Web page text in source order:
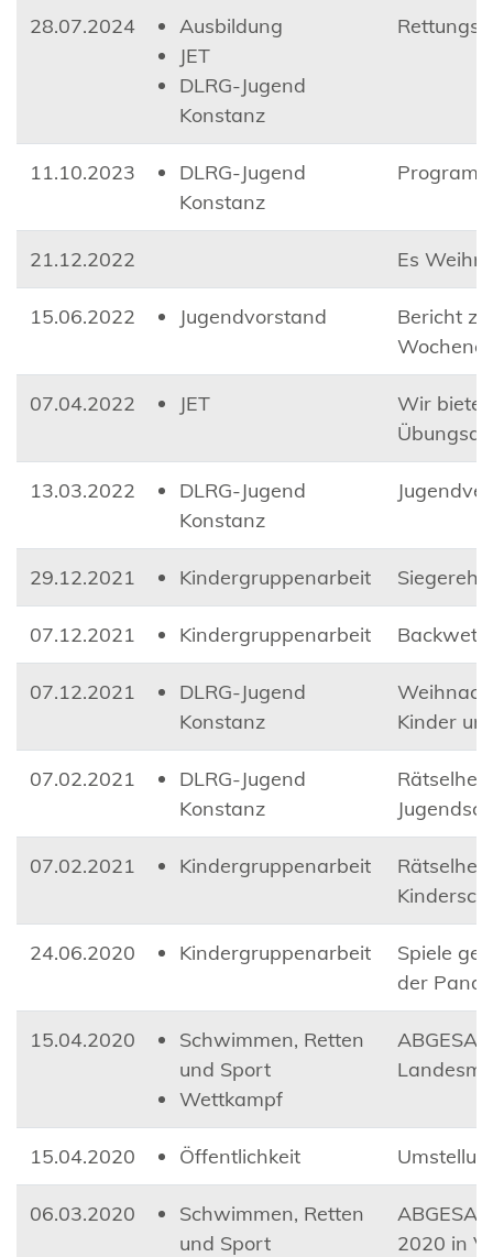
28.07.2024
Ausbildung
JET
DLRG-Jugend
Konstanz
11.10.2023
DLRG-Jugend
Konstanz
21.12.2022 Es
15.06.2022 Jugendvorstand
Bericht
07.04.2022 JET
Wir
13.03.2022
DLRG-Jugend
Konstanz
29.12.2021 Kindergruppenarbeit
07.12.2021 Kindergruppenarbeit
07.12.2021
DLRG-Jugend
Konstanz
Kinder
07.02.2021
DLRG-Jugend
Konstanz
07.02.2021 Kindergruppenarbeit
24.06.2020 Kindergruppenarbeit
Spiele
der
15.04.2020
Schwimmen, Retten
und Sport
Wettkampf
15.04.2020 Öffentlichkeit
06.03.2020
Schwimmen, Retten
und Sport
2020 in